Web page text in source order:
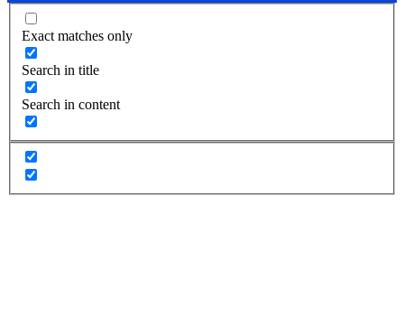
Exact matches only
Search in title
Search in content